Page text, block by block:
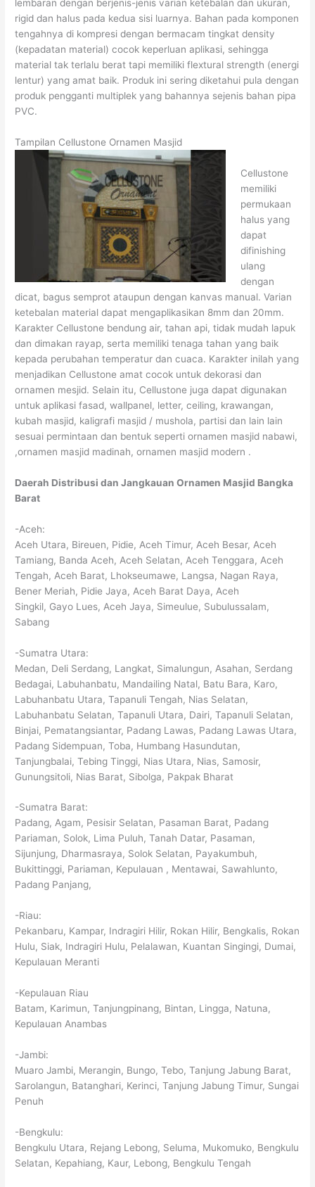
lembaran dengan berjenis-jenis varian ketebalan dan ukuran,
rigid dan halus pada kedua sisi luarnya. Bahan pada komponen
tengahnya di kompresi dengan bermacam tingkat density
(kepadatan material) cocok keperluan aplikasi, sehingga
material tak terlalu berat tapi memiliki flextural strength (energi
lentur) yang amat baik. Produk ini sering diketahui pula dengan
produk pengganti multiplek yang bahannya sejenis bahan pipa
PVC.
Tampilan Cellustone Ornamen Masjid
Cellustone
memiliki
permukaan
halus yang
dapat
difinishing
ulang
dengan
dicat, bagus semprot ataupun dengan kanvas manual. Varian
ketebalan material dapat mengaplikasikan 8mm dan 20mm.
Karakter Cellustone bendung air, tahan api, tidak mudah lapuk
dan dimakan rayap, serta memiliki tenaga tahan yang baik
kepada perubahan temperatur dan cuaca. Karakter inilah yang
menjadikan Cellustone amat cocok untuk dekorasi dan
ornamen mesjid. Selain itu, Cellustone juga dapat digunakan
untuk aplikasi fasad, wallpanel, letter, ceiling, krawangan,
kubah masjid, kaligrafi masjid / mushola, partisi dan lain lain
sesuai permintaan dan bentuk seperti ornamen masjid nabawi,
,ornamen masjid madinah, ornamen masjid modern .
Daerah Distribusi dan Jangkauan Ornamen Masjid Bangka
Barat
-Aceh:
Aceh Utara, Bireuen, Pidie, Aceh Timur, Aceh Besar, Aceh
Tamiang, Banda Aceh, Aceh Selatan, Aceh Tenggara, Aceh
Tengah, Aceh Barat, Lhokseumawe, Langsa, Nagan Raya,
Bener Meriah, Pidie Jaya, Aceh Barat Daya, Aceh
Singkil, Gayo Lues, Aceh Jaya, Simeulue, Subulussalam,
Sabang
-Sumatra Utara:
Medan, Deli Serdang, Langkat, Simalungun, Asahan, Serdang
Bedagai, Labuhanbatu, Mandailing Natal, Batu Bara, Karo,
Labuhanbatu Utara, Tapanuli Tengah, Nias Selatan,
Labuhanbatu Selatan, Tapanuli Utara, Dairi, Tapanuli Selatan,
Binjai, Pematangsiantar, Padang Lawas, Padang Lawas Utara,
Padang Sidempuan, Toba, Humbang Hasundutan,
Tanjungbalai, Tebing Tinggi, Nias Utara, Nias, Samosir,
Gunungsitoli, Nias Barat, Sibolga, Pakpak Bharat
-Sumatra Barat:
Padang, Agam, Pesisir Selatan, Pasaman Barat, Padang
Pariaman, Solok, Lima Puluh, Tanah Datar, Pasaman,
Sijunjung, Dharmasraya, Solok Selatan, Payakumbuh,
Bukittinggi, Pariaman, Kepulauan , Mentawai, Sawahlunto,
Padang Panjang,
-Riau:
Pekanbaru, Kampar, Indragiri Hilir, Rokan Hilir, Bengkalis, Rokan
Hulu, Siak, Indragiri Hulu, Pelalawan, Kuantan Singingi, Dumai,
Kepulauan Meranti
-Kepulauan Riau
Batam, Karimun, Tanjungpinang, Bintan, Lingga, Natuna,
Kepulauan Anambas
-Jambi:
Muaro Jambi, Merangin, Bungo, Tebo, Tanjung Jabung Barat,
Sarolangun, Batanghari, Kerinci, Tanjung Jabung Timur, Sungai
Penuh
-Bengkulu:
Bengkulu Utara, Rejang Lebong, Seluma, Mukomuko, Bengkulu
Selatan, Kepahiang, Kaur, Lebong, Bengkulu Tengah